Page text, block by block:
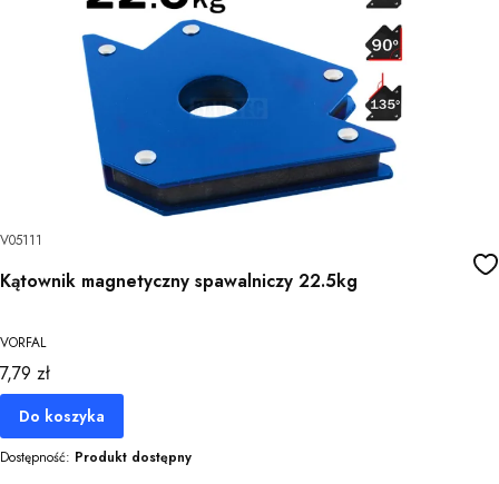
V05111
Kątownik magnetyczny spawalniczy 22.5kg
VORFAL
Cena
7,79 zł
Do koszyka
Dostępność: Produkt dostępny